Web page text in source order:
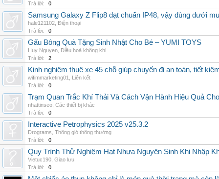
Trả lời:
0
Samsung Galaxy Z Flip8 đạt chuẩn IP48, vậy dùng dưới
hale121102 Điện thoại
Trả lời:
0
Gấu Bông Quà Tặng Sinh Nhật Cho Bé – YUMI TOYS
Huy Nguyen Điều hoà không khí
Trả lời:
2
Kinh nghiệm thuê xe 45 chỗ giúp chuyến đi an toàn, tiết
wifimmarketing01
Liên kết
Trả lời:
0
Trạm Quan Trắc Khí Thải Và Cách Vận Hành Hiệu Quả
nhattinseo Các thiết bị khác
Trả lời:
0
Interactive Petrophysics 2025 v25.3.2
Drograms Thông gió thông thường
Trả lời:
0
Quy Trình Thử Nghiệm Hạt Nhựa Nguyên Sinh Khi Nhập
Vietuc190 Giao lưu
Trả lời:
0